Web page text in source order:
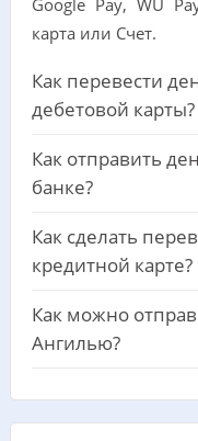
карта или Счет.
Как перевести
дебетовой карты?
Как отправить
банке?
Как сделать
кредитной карте?
Как можно
Ангилью?